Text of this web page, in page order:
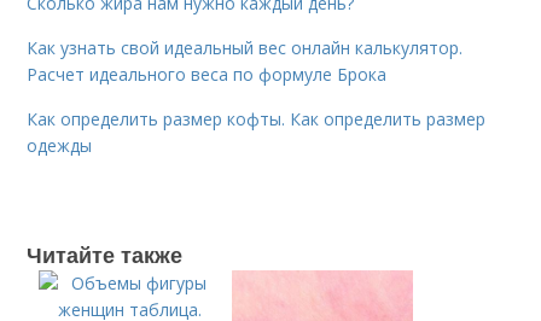
Как узнать свой идеальный вес онлайн калькулятор.
Расчет идеального веса по формуле Брока
Как определить размер кофты. Как определить размер
одежды
Читайте также